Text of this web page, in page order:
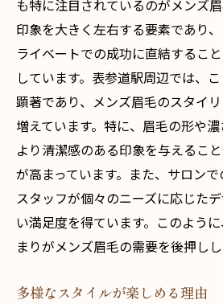
も特に注目されているのがメンズ
印象を大きく左右する要素であり
ライベートでの成功に直結するこ
しています。表参道駅周辺では、
顕著であり、メンズ眉毛のスタイ
増えています。特に、眉毛の形や濃
より清潔感のある印象を与えるこ
が高まっています。また、サロン
スタッフが個々のニーズに応じた
い満足度を得ています。このよう
まりがメンズ眉毛の需要を後押しし
多様なスタイルが楽しめる理由